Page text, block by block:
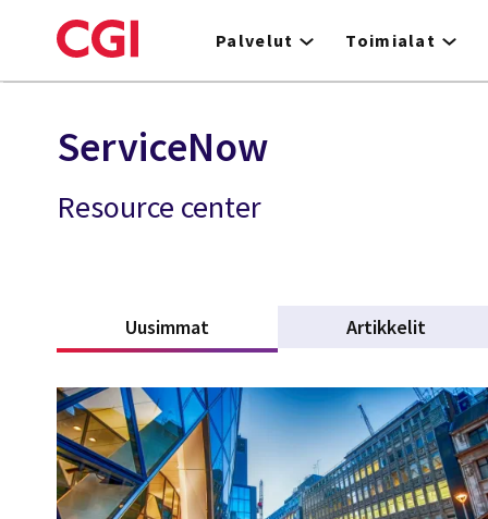
to
Palvelut Toimialat
ServiceNow
Resource center
Uusimmat Artikkelit